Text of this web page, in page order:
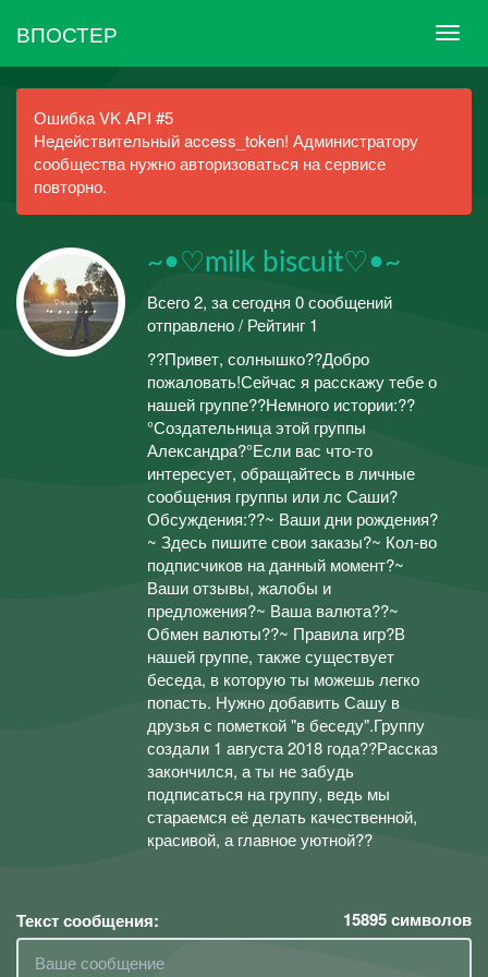
ВПОСТЕР
Ошибка VK API #5
Недействительный access_token! Администратору
сообщества нужно авторизоваться на сервисе
повторно.
~•♡milk biscuit♡•~
Всего 2, за сегодня 0 сообщений
отправлено / Рейтинг 1
??Привет, солнышко??Добро
пожаловать!Сейчас я расскажу тебе о
нашей группе??Немного истории:??
°Создательница этой группы
Александра?°Если вас что-то
интересует, обращайтесь в личные
сообщения группы или лс Саши?
Обсуждения:??~ Ваши дни рождения?
~ Здесь пишите свои заказы?~ Кол-во
подписчиков на данный момент?~
Ваши отзывы, жалобы и
предложения?~ Ваша валюта?️?~
Обмен валюты?️?~ Правила игр?В
нашей группе, также существует
беседа, в которую ты можешь легко
попасть. Нужно добавить Сашу в
друзья с пометкой "в беседу".Группу
создали 1 августа 2018 года??Рассказ
закончился, а ты не забудь
подписаться на группу, ведь мы
стараемся её делать качественной,
красивой, а главное уютной??
Текст сообщения: 15895символов